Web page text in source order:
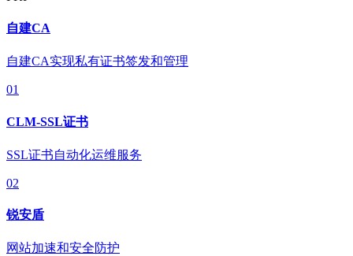
自建CA
自建CA实现私有证书签发和管理
01
CLM-SSL证书
SSL证书自动化运维服务
02
锐安盾
网站加速和安全防护